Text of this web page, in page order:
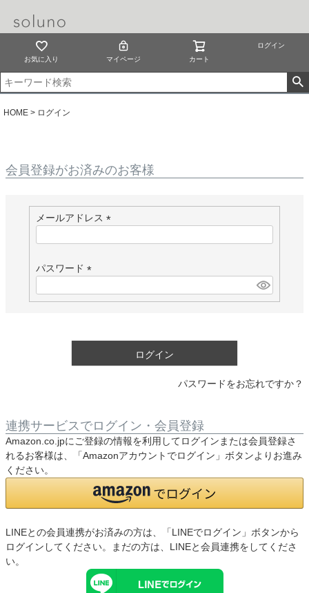
お気に入り マイページ カート
ログイン
HOME ログイン
会員登録がお済みのお客様
メールアドレス
)
パスワード
必
ログイン
パスワードをお忘れですか？
連携サービスでログイン・会員登録
Amazon.co.jpにご登録の情報を利用してログインまたは会員登録さ
れるお客様は、「Amazonアカウントでログイン」ボタンよりお進み
ください。
LINEとの会員連携がお済みの方は、「LINEでログイン」ボタンから
ログインしてください。まだの方は、 LINEと会員連携をしてくださ
い。